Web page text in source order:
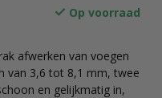
Op voorraad
afwerken van voegen
van 3,6 tot 8,1 mm, twee
en gelijkmatig in,